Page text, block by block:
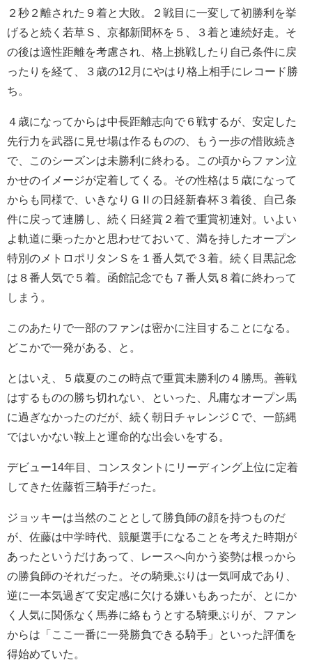
２秒２離された９着と大敗。２戦目に一変して初勝利を挙
げると続く若草Ｓ、京都新聞杯を５、３着と連続好走。そ
の後は適性距離を考慮され、格上挑戦したり自己条件に戻
ったりを経て、３歳の12月にやはり格上相手にレコード勝
ち。
４歳になってからは中長距離志向で６戦するが、安定した
先行力を武器に見せ場は作るものの、もう一歩の惜敗続き
で、このシーズンは未勝利に終わる。この頃からファン泣
かせのイメージが定着してくる。その性格は５歳になって
からも同様で、いきなりＧⅡの日経新春杯３着後、自己条
件に戻って連勝し、続く日経賞２着で重賞初連対。いよい
よ軌道に乗ったかと思わせておいて、満を持したオープン
特別のメトロポリタンＳを１番人気で３着。続く目黒記念
は８番人気で５着。函館記念でも７番人気８着に終わって
しまう。
このあたりで一部のファンは密かに注目することになる。
どこかで一発がある、と。
とはいえ、５歳夏のこの時点で重賞未勝利の４勝馬。善戦
はするものの勝ち切れない、といった、凡庸なオープン馬
に過ぎなかったのだが、続く朝日チャレンジＣで、一筋縄
ではいかない鞍上と運命的な出会いをする。
デビュー14年目、コンスタントにリーディング上位に定着
してきた佐藤哲三騎手だった。
ジョッキーは当然のこととして勝負師の顔を持つものだ
が、佐藤は中学時代、競艇選手になることを考えた時期が
あったというだけあって、レースへ向かう姿勢は根っから
の勝負師のそれだった。その騎乗ぶりは一気呵成であり、
逆に一本気過ぎて安定感に欠ける嫌いもあったが、とにか
く人気に関係なく馬券に絡もうとする騎乗ぶりが、ファン
からは「ここ一番に一発勝負できる騎手」といった評価を
得始めていた。